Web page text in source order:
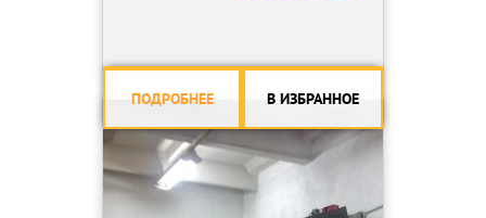
ПОДРОБНЕЕ В ИЗБРАННОЕ